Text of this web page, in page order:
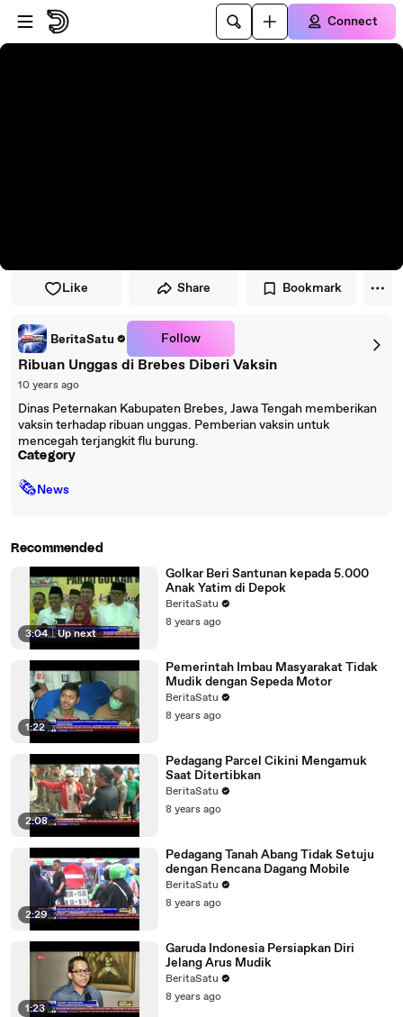
Skip to player
Skip to main content
Connect
Like Share Bookmark
BeritaSatu Follow
Ribuan Unggas di Brebes Diberi Vaksin
10 years ago
Dinas Peternakan Kabupaten Brebes, Jawa Tengah memberikan
vaksin terhadap ribuan unggas. Pemberian vaksin untuk
mencegah terjangkit flu burung.
Category
🗞News
Recommended
3:04 | Up next
Golkar Beri Santunan kepada 5.000
Anak Yatim di Depok
BeritaSatu
8 years ago
1:22
Pemerintah Imbau Masyarakat Tidak
Mudik dengan Sepeda Motor
BeritaSatu
8 years ago
2:08
Pedagang Parcel Cikini Mengamuk
Saat Ditertibkan
BeritaSatu
8 years ago
2:29
Pedagang Tanah Abang Tidak Setuju
dengan Rencana Dagang Mobile
BeritaSatu
8 years ago
1:23
Garuda Indonesia Persiapkan Diri
Jelang Arus Mudik
BeritaSatu
8 years ago